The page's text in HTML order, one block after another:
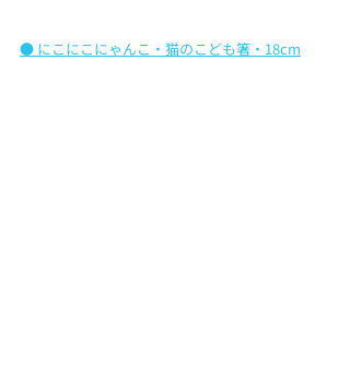
● にこにこにゃんこ・猫のこども箸・18cm